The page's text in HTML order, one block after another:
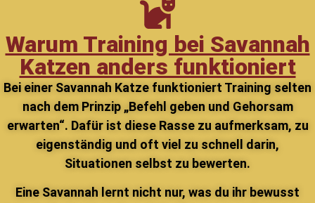
Warum Training bei Savannah
Katzen anders funktioniert
Bei einer Savannah Katze funktioniert Training selten
nach dem Prinzip „Befehl geben und Gehorsam
erwarten“. Dafür ist diese Rasse zu aufmerksam, zu
eigenständig und oft viel zu schnell darin,
Situationen selbst zu bewerten.
Eine Savannah lernt nicht nur, was du ihr bewusst